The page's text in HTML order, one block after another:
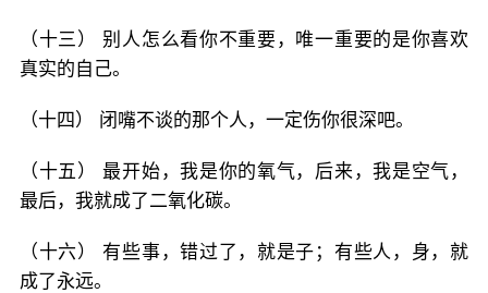
（十三） 别人怎么看你不重要，唯一重要的是你喜欢
真实的自己。
（十四） 闭嘴不谈的那个人，一定伤你很深吧。
（十五） 最开始，我是你的氧气，后来，我是空气，
最后，我就成了二氧化碳。
（十六） 有些事，错过了，就是子；有些人，身，就
成了永远。